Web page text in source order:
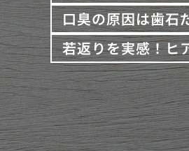
口臭の原因は歯石
若返りを実感！ヒ